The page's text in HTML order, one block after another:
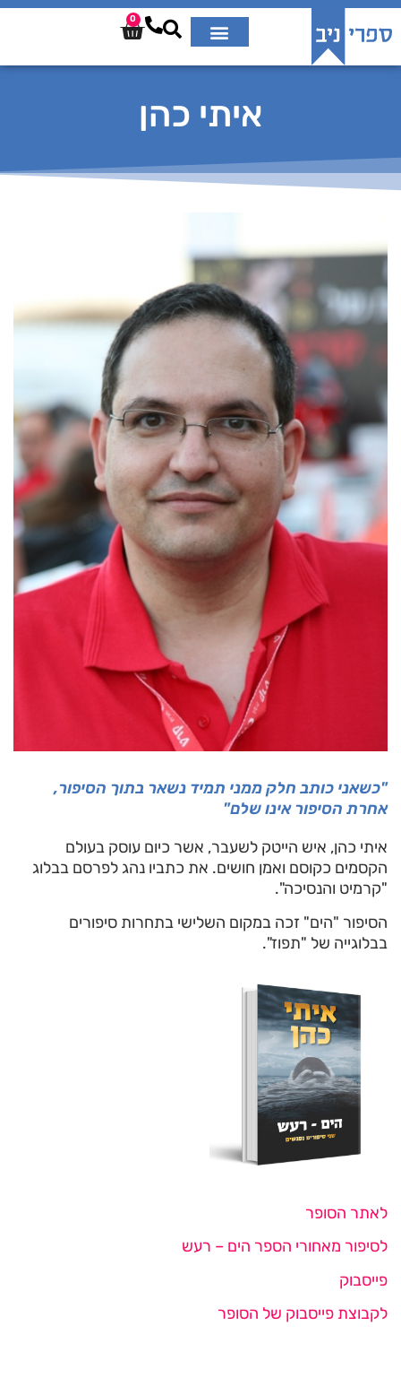
0
איתי כהן
"כשאני כותב חלק ממני תמיד נשאר בתוך הסיפור,
אחרת הסיפור אינו שלם"
איתי כהן, איש הייטק לשעבר, אשר כיום עוסק בעולם
הקסמים כקוסם ואמן חושים. את כתביו נהג לפרסם בבלוג
"קרמיט והנסיכה".
הסיפור "הים" זכה במקום השלישי בתחרות סיפורים
בבלוגייה של "תפוז".
לאתר הסופר
לסיפור מאחורי הספר הים – רעש
פייסבוק
לקבוצת פייסבוק של הסופר